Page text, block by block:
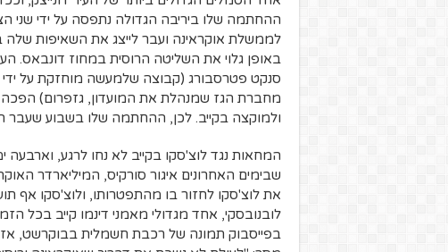
ההחתמה שלו ביריבה הגדולה נתפסה על ידי שני
לממשלת אוקראינה ועבר לייצג את השאיפות שלה
באופן גלוי את השליטה הרוסית במחוז דונבאס.
מחברת הגז שמנהלת את המועדון, גזפרום)
ולמוקצה בקייב. לכן, ההחתמה שלו בשבוע שעבר
המחאות נגד לוצ'סקו בקייב לא נחו לרגע,
שבימים האחרונים איגור סורקיס, המיליארדר
את לוצ'סקו לחזור בו מהתפטרותו, ולוצ'סקו אף
לובנובסקי, אחד מגדולי מאמני דינמו קייב בכל